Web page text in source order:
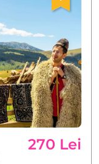
270 Lei